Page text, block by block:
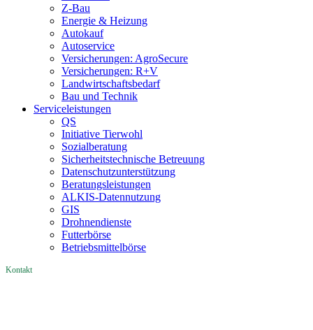
Z-Bau
Energie & Heizung
Autokauf
Autoservice
Versicherungen: AgroSecure
Versicherungen: R+V
Landwirtschaftsbedarf
Bau und Technik
Service­­leistungen
QS
Initiative Tierwohl
Sozialberatung
Sicherheitstechnische Betreuung
Datenschutzunterstützung
Beratungsleistungen
ALKIS-Datennutzung
GIS
Drohnendienste
Futterbörse
Betriebsmittelbörse
Kontakt